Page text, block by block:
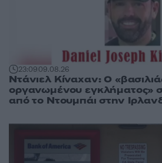
23:0909.08.26
Ντάνιελ Κίναχαν: Ο
οργανωμένου εγκλήματος»
από το Ντουμπάι στην